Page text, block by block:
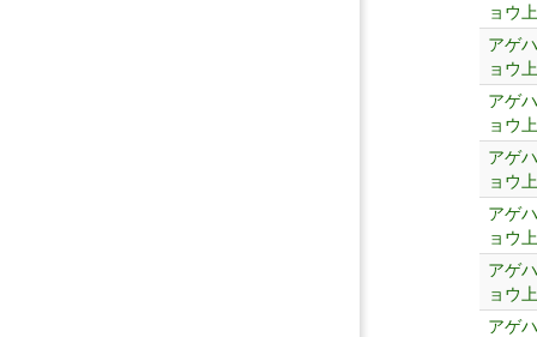
ョウ
アゲ
ョウ
アゲ
ョウ
アゲ
ョウ
アゲ
ョウ
アゲ
ョウ
アゲ